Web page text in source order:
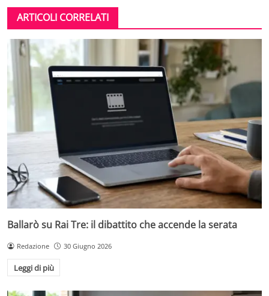
ARTICOLI CORRELATI
Ballarò su Rai Tre: il dibattito che accende la serata
Redazione 30 Giugno 2026
Leggi di più